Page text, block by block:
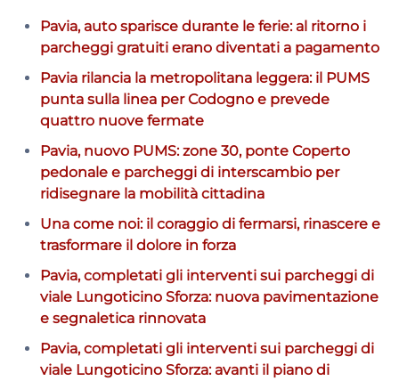
Pavia, auto sparisce durante le ferie: al ritorno i
parcheggi gratuiti erano diventati a pagamento
Pavia rilancia la metropolitana leggera: il PUMS
punta sulla linea per Codogno e prevede
quattro nuove fermate
Pavia, nuovo PUMS: zone 30, ponte Coperto
pedonale e parcheggi di interscambio per
ridisegnare la mobilità cittadina
Una come noi: il coraggio di fermarsi, rinascere e
trasformare il dolore in forza
Pavia, completati gli interventi sui parcheggi di
viale Lungoticino Sforza: nuova pavimentazione
e segnaletica rinnovata
Pavia, completati gli interventi sui parcheggi di
viale Lungoticino Sforza: avanti il piano di